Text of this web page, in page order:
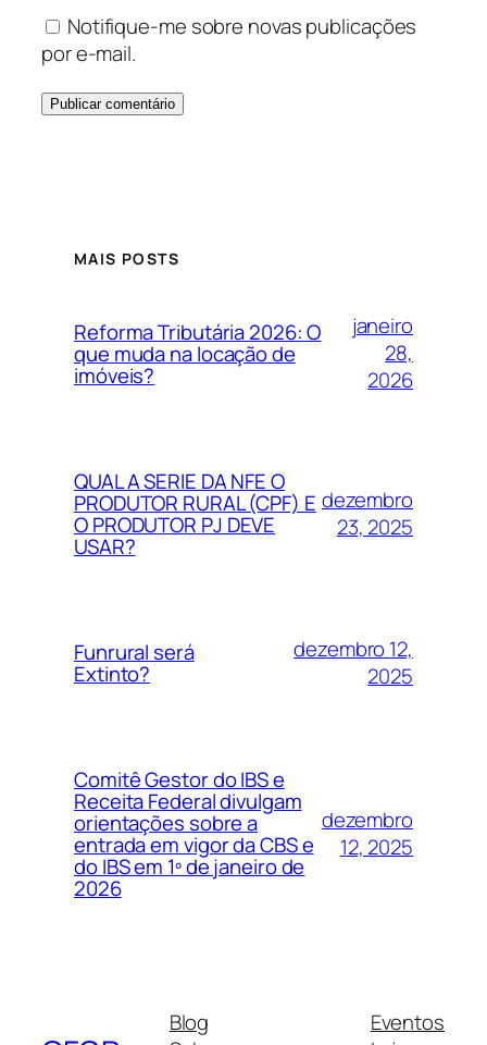
Notifique-me sobre novas publicações
por e-mail.
MAIS POSTS
Reforma Tributária 2026: O
que muda na locação de
imóveis?
janeiro
28,
2026
QUAL A SERIE DA NFE O
PRODUTOR RURAL (CPF) E
O PRODUTOR PJ DEVE
USAR?
dezembro
23, 2025
Funrural será
Extinto?
dezembro 12,
2025
Comitê Gestor do IBS e
Receita Federal divulgam
orientações sobre a
entrada em vigor da CBS e
do IBS em 1º de janeiro de
2026
dezembro
12, 2025
Blog
Eventos